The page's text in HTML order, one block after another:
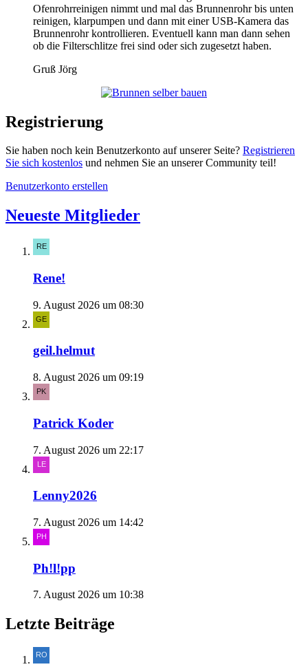
Ofenrohrreinigen nimmt und mal das Brunnenrohr bis unten
reinigen, klarpumpen und dann mit einer USB-Kamera das
Brunnenrohr kontrollieren. Eventuell kann man dann sehen
ob die Filterschlitze frei sind oder sich zugesetzt haben.
Gruß Jörg
Registrierung
Sie haben noch kein Benutzerkonto auf unserer Seite? Registrieren
Sie sich kostenlos und nehmen Sie an unserer Community teil!
Benutzerkonto erstellen
Neueste Mitglieder
Rene!
9. August 2026 um 08:30
geil.helmut
8. August 2026 um 09:19
Patrick Koder
7. August 2026 um 22:17
Lenny2026
7. August 2026 um 14:42
Ph!l!pp
7. August 2026 um 10:38
Letzte Beiträge